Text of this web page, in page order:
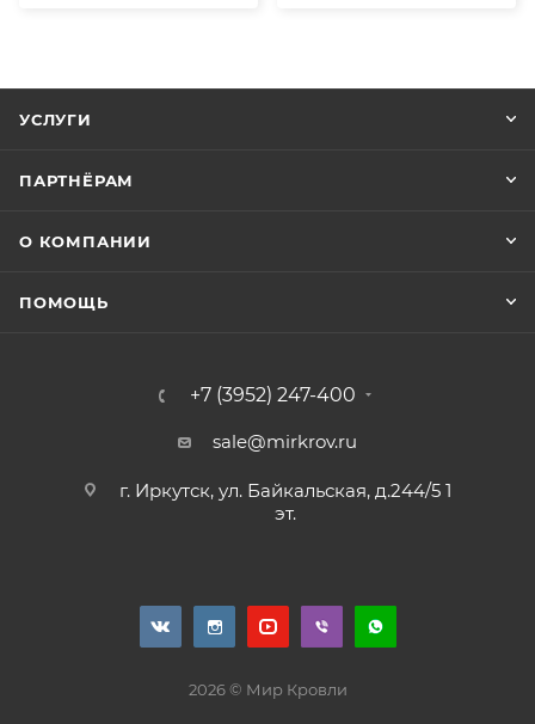
УСЛУГИ
ПАРТНЁРАМ
О КОМПАНИИ
ПОМОЩЬ
+7 (3952) 247-400
sale@mirkrov.ru
г. Иркутск, ул. Байкальская, д.244/5 1
эт.
2026 © Мир Кровли